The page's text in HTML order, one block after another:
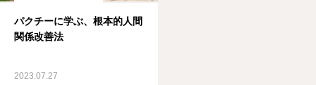
パクチーに学ぶ、根本的人間
関係改善法
2023.07.27